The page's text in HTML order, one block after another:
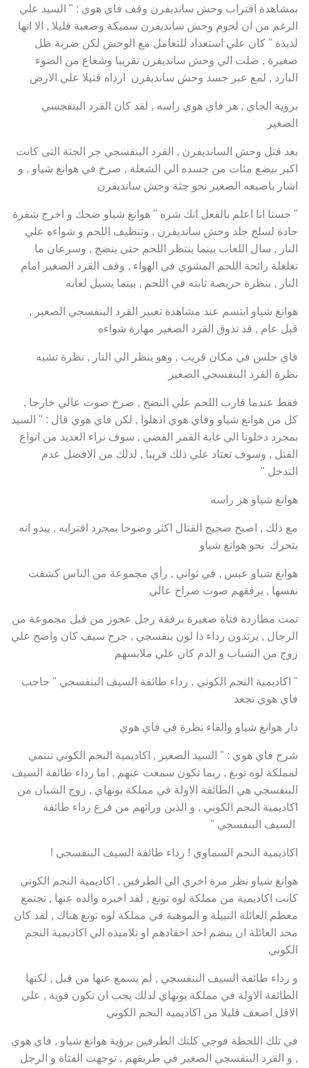
بمشاهدة اقتراب وحش سانديفرن وقف فاي هوي : " السيد علي
الرغم من ان لحوم وحش سانديفرن سميكة وصعبة قليلا , الا انها
لذيذة " كان علي استعداد للتعامل مع الوحش لكن ضربة ظل
صغيرة , صلت الي وحش سانديفرن تقريبا وشعاع من الضوء
البارد , لمع عبر جسد وحش سانديفرن ارداه قتيلا علي الارض
بروية الجاي , هز فاي هوي راسه , لقد كان القرد البنفجسي
الصغير
بعد قتل وحش السانديفرن , القرد البنفسجي جر الجثة التي كانت
اكبر ببضع مئات من جسده الي الشعلة , صرخ في هوانغ شياو , و
اشار باصبعه الصغير نحو جثة وحش سانديفرن
" حسنا انا اعلم بالفعل انك شره " هوانغ شياو ضحك و اخرج شفرة
حادة لسلخ جلد وحش سانديفرن , وتنظيف اللحم و شواءه علي
النار , سال اللعاب بينما ينتظر اللحم حتي ينضج , وسرعان ما
تغلغلة رائحة اللحم المشوي في الهواء , وقف القرد الصغير امام
النار , بنظرة حريصة ثابته في اللحم , بينما يسيل لعابه
هوانغ شياو ابتسم عند مشاهدة تعبير القرد البنفسجي الصغير ,
قبل عام , قد تذوق القرد الصغير مهارة شواءه
فاي جلس في مكان قريب , وهو ينظر الي النار , نظرة تشبه
نظرة القرد البنفسجي الصغير
فقط عندما قارب اللحم علي النضج , صرخ صوت عالي خارجا ,
كل من هوانغ شياو وفاي هوي اذهلوا , لكن فاي هوي قال : " السيد
بمجرد دخلونا الي غابة القمر الفضي , سوف نراء العديد من انواع
القتل , وسوف تعتاد علي ذلك قريبا , لذلك من الافضل عدم
التدخل "
هوانغ شياو هز راسه
مع ذلك , اصبح ضجيج القتال اكثر وضوحا بمجرد اقترابه , يبدو انه
يتحرك نحو هوانغ شياو
هوانغ شياو عبس , في ثواني , رأي مجموعة من الناس كشفت
نفسها , يرفقهم صوت صراخ عالي
تمت مطاردة فتاة صغيرة برفقة رجل عجوز من قبل مجموعة من
الرجال , يرتدون رداء ذا لون بنفسجي , جرح سيف كان واضح علي
زوج من الشباب و الدم كان علي ملابسهم
" اكاديمية النجم الكوني , رداء طائفة السيف البنفسجي " حاجب
فاي هوي تجعد
دار هوانغ شياو والقاء نظرة في فاي هوي
شرح فاي هوي : " السيد الصغير , اكاديمية النجم الكوني تنتمي
لمملكة لوه تونغ , ربما تكون سمعت عنهم , اما رداء طائفة السيف
البنفسجي هي الطائفة الاولة في مملكة يونهاي , زوج الشبان من
اكاديمية النجم الكوني , و الذين ورائهم من فرع رداء طائفة
السيف البنفسجي "
اكاديمية النجم السماوي ! رداء طائفة السيف البنفسجي !
هوانغ شياو نظر مرة اخري الي الطرفين , اكاديمية النجم الكوني
كانت اكاديمية من مملكة لوه تونغ , لقد اخبره والده عنها , تجتمع
معظم العائلة النبيلة و الموهبة في مملكة لوه تونغ هناك , لقد كان
مجد العائلة ان ينضم احد احفادهم او تلاميذه الي اكاديمية النجم
الكوني
و رداء طائفة السيف البنفسجي , لم يسمع عنها من قبل , لكنها
الطائفة الاولة في مملكة يونهاي لذلك يجب ان تكون قوية , علي
الاقل اضعف قليلا من اكاديمية النجم الكوني
في تلك اللحظة فوجي كلتك الطرفين برؤية هوانغ شياو , فاي هوي
, و القرد البنفسجي الصغير في طريقهم , توجهت الفتاة و الرجل